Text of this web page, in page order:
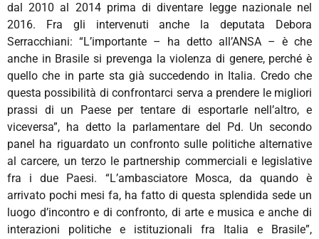
dal 2010 al 2014 prima di diventare legge nazionale nel
2016. Fra gli intervenuti anche la deputata Debora
Serracchiani: “L’importante – ha detto all’ANSA – è che
anche in Brasile si prevenga la violenza di genere, perché è
quello che in parte sta già succedendo in Italia. Credo che
questa possibilità di confrontarci serva a prendere le migliori
prassi di un Paese per tentare di esportarle nell’altro, e
viceversa”, ha detto la parlamentare del Pd. Un secondo
panel ha riguardato un confronto sulle politiche alternative
al carcere, un terzo le partnership commerciali e legislative
fra i due Paesi. “L’ambasciatore Mosca, da quando è
arrivato pochi mesi fa, ha fatto di questa splendida sede un
luogo d’incontro e di confronto, di arte e musica e anche di
interazioni politiche e istituzionali fra Italia e Brasile”,